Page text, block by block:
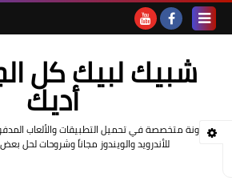
شبيك لبيك كل
أديك
مدونة متخصصة في تحميل التطبيقات والألعاب
للأندرويد والويندوز مجاناً وشروحات لحل